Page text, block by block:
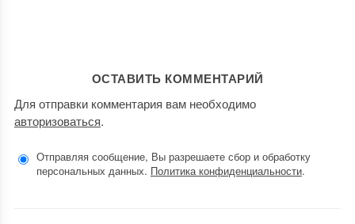
ОСТАВИТЬ КОММЕНТАРИЙ
Для отправки комментария вам необходимо
авторизоваться.
Отправляя сообщение, Вы разрешаете сбор и обработку
персональных данных. Политика конфиденциальности.